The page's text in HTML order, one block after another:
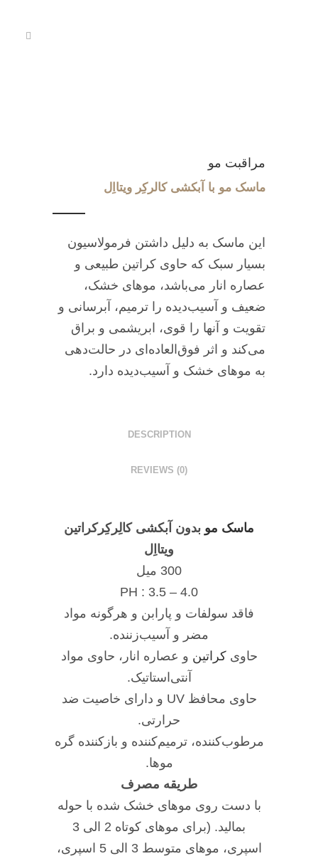
مراقبت مو
ماسک مو با آبکشی کالرکِر ویتااِل
این ماسک به دلیل داشتن فرمولاسیون
بسیار سبک که حاوی کراتین طبیعی و
عصاره انار می‌باشد، موهای خشک،
ضعیف و آسیب‌دیده را ترمیم، آبرسانی و
تقویت و آنها را قوی، ابریشمی و براق
می‌کند و اثر فوق‌العاده‌ای در حالت‌دهی
به موهای خشک و آسیب‌دیده دارد.
DESCRIPTION
REVIEWS (0)
ماسک مو بدون آبکشی کالِرکِرکراتین
ویتااِل
300 میل
PH : 3.5 – 4.0
فاقد سولفات و پارابن و هرگونه مواد
مضر و آسیب‌زننده.
حاویکراتین و عصاره انار، حاوی مواد
آنتی‌استاتیک.
حاوی محافظ UV و دارای خاصیت ضد
حرارتی.
مرطوب‌کننده، ترمیم‌کننده و بازکننده گره
موها.
طریقه مصرف
با دست روی موهای خشک شده با حوله
بمالید. (برای موهای کوتاه 2 الی 3
اسپری، موهای متوسط 3 الی 5 اسپری،